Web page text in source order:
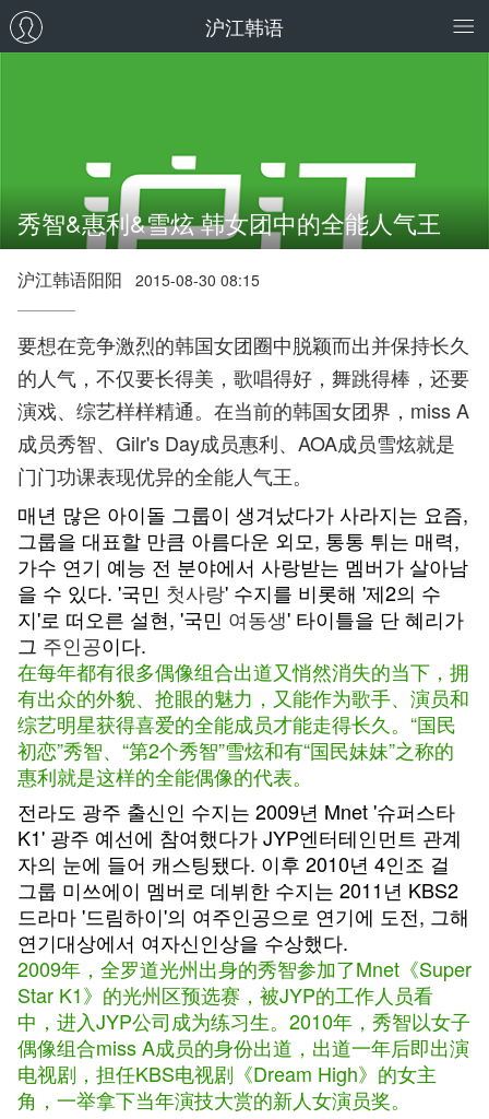
沪江韩语
秀智&惠利&雪炫 韩女团中的全能人气王
沪江韩语阳阳 2015-08-30 08:15
要想在竞争激烈的韩国女团圈中脱颖而出并保持长久
的人气，不仅要长得美，歌唱得好，舞跳得棒，还要
演戏、综艺样样精通。在当前的韩国女团界，miss A
成员秀智、Gilr's Day成员惠利、AOA成员雪炫就是
门门功课表现优异的全能人气王。
매년 많은 아이돌 그룹이 생겨났다가 사라지는 요즘,
그룹을 대표할 만큼 아름다운 외모, 통통 튀는 매력,
가수 연기 예능 전 분야에서 사랑받는 멤버가 살아남
을 수 있다. '국민 첫사랑' 수지를 비롯해 '제2의 수
지'로 떠오른 설현, '국민 여동생' 타이틀을 단 혜리가
그 주인공이다.
在每年都有很多偶像组合出道又悄然消失的当下，拥
有出众的外貌、抢眼的魅力，又能作为歌手、演员和
综艺明星获得喜爱的全能成员才能走得长久。“国民
初恋”秀智、“第2个秀智”雪炫和有“国民妹妹”之称的
惠利就是这样的全能偶像的代表。
전라도 광주 출신인 수지는 2009년 Mnet '슈퍼스타
K1' 광주 예선에 참여했다가 JYP엔터테인먼트 관계
자의 눈에 들어 캐스팅됐다. 이후 2010년 4인조 걸
그룹 미쓰에이 멤버로 데뷔한 수지는 2011년 KBS2
드라마 '드림하이'의 여주인공으로 연기에 도전, 그해
연기대상에서 여자신인상을 수상했다.
2009年，全罗道光州出身的秀智参加了Mnet《Super
Star K1》的光州区预选赛，被JYP的工作人员看
中，进入JYP公司成为练习生。2010年，秀智以女子
偶像组合miss A成员的身份出道，出道一年后即出演
电视剧，担任KBS电视剧《Dream High》的女主
角，一举拿下当年演技大赏的新人女演员奖。